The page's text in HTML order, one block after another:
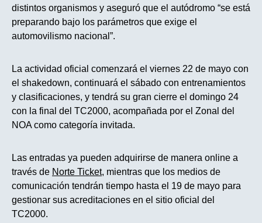
distintos organismos y aseguró que el autódromo “se está
preparando bajo los parámetros que exige el
automovilismo nacional”.
La actividad oficial comenzará el viernes 22 de mayo con
el shakedown, continuará el sábado con entrenamientos
y clasificaciones, y tendrá su gran cierre el domingo 24
con la final del TC2000, acompañada por el Zonal del
NOA como categoría invitada.
Las entradas ya pueden adquirirse de manera online a
través de Norte Ticket, mientras que los medios de
comunicación tendrán tiempo hasta el 19 de mayo para
gestionar sus acreditaciones en el sitio oficial del
TC2000.